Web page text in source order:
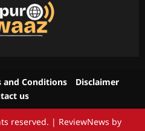
and Conditions
Disclaimer
us
reserved. | ReviewNews by